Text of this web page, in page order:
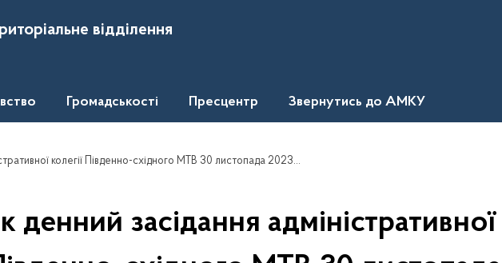
відділення
Громадськості Пресцентр Звернутись до АМКУ
колегії Південно-східного МТВ 30 листопада 2023 року о 13.00
денний засідання адміністративної